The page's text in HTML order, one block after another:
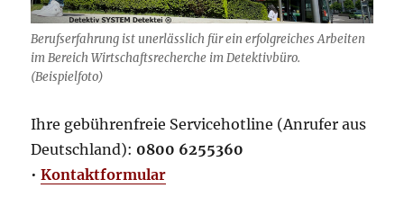
Berufserfahrung ist unerlässlich für ein erfolgreiches Arbeiten
im Bereich Wirtschaftsrecherche im Detektivbüro.
(Beispielfoto)
Ihre gebührenfreie Servicehotline (Anrufer aus
Deutschland): 0800 6255360
•Kontaktformular